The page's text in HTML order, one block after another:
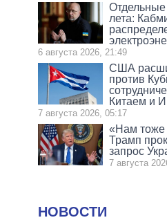
лета:
6 августа 2026, 21:49
США
против
Китаем и
7 августа 2026, 05:17
«Нам тоже
Трамп
запрос
7 августа
НОВОСТИ